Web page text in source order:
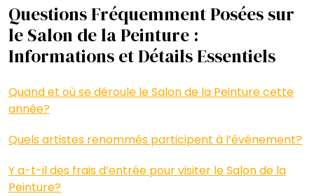
Questions Fréquemment Posées sur
le Salon de la Peinture :
Informations et Détails Essentiels
Quand et où se déroule le Salon de la Peinture cette
année?
Quels artistes renommés participent à l’événement?
Y a-t-il des frais d’entrée pour visiter le Salon de la
Peinture?